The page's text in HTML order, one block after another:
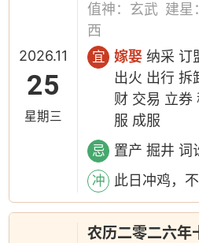
2026.11
25
星期三
值神：玄武 建星
西
宜 嫁娶 纳采 订
出火 出行 拆
财 交易 立券
服 成服
忌 置产 掘井 词
冲 此日冲鸡，
农历二零二六年